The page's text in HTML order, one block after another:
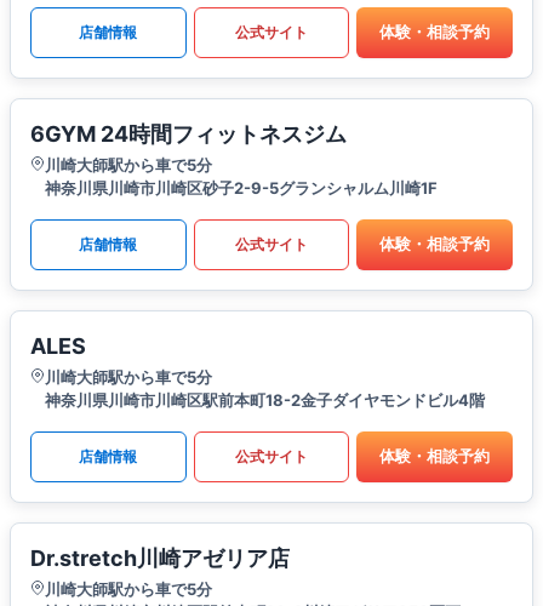
店舗情報 公式サイト 体験・相談予約
6GYM 24時間フィットネスジム
川崎大師駅から車で5分
神奈川県川崎市川崎区砂子2-9-5グランシャルム川崎1F
店舗情報 公式サイト 体験・相談予約
ALES
川崎大師駅から車で5分
神奈川県川崎市川崎区駅前本町18-2金子ダイヤモンドビル4階
店舗情報 公式サイト 体験・相談予約
Dr.stretch川崎アゼリア店
川崎大師駅から車で5分